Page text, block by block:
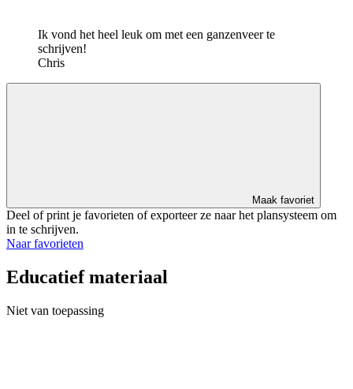
Ik vond het heel leuk om met een ganzenveer te
schrijven!
Chris
Maak favoriet
Deel of print je favorieten of exporteer ze naar het plansysteem om
in te schrijven.
Naar favorieten
Educatief materiaal
Niet van toepassing